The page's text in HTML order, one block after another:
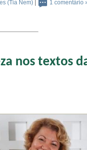
(Tia Nem)
1 comentário
nos textos